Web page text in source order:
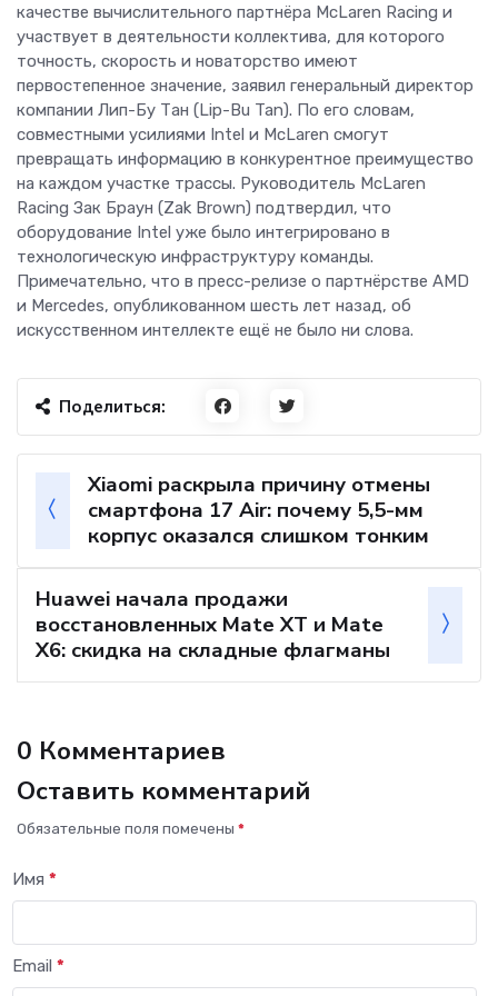
качестве вычислительного партнёра McLaren Racing и
участвует в деятельности коллектива, для которого
точность, скорость и новаторство имеют
первостепенное значение, заявил генеральный директор
компании Лип-Бу Тан (Lip-Bu Tan). По его словам,
совместными усилиями Intel и McLaren смогут
превращать информацию в конкурентное преимущество
на каждом участке трассы. Руководитель McLaren
Racing Зак Браун (Zak Brown) подтвердил, что
оборудование Intel уже было интегрировано в
технологическую инфраструктуру команды.
Примечательно, что в пресс-релизе о партнёрстве AMD
и Mercedes, опубликованном шесть лет назад, об
искусственном интеллекте ещё не было ни слова.
Поделиться:
Xiaomi раскрыла причину отмены
смартфона 17 Air: почему 5,5-мм
корпус оказался слишком тонким
Huawei начала продажи
восстановленных Mate XT и Mate
X6: скидка на складные флагманы
0 Комментариев
Оставить комментарий
Обязательные поля помечены *
Имя *
Email *